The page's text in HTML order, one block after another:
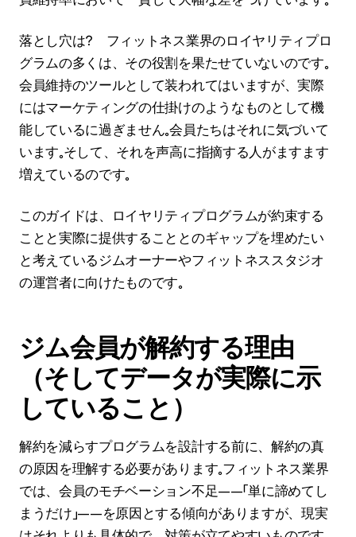
落とし穴は？ フィットネス業界のロイヤリティプロ
グラムの多くは、その役割を果たせていないのです。
会員維持のツールとして装われてはいますが、実際
にはマーケティングの仕掛けのようなものとして機
能しているに過ぎません。会員たちはそれに気づいて
います。そして、それを声高に指摘する人がますます
増えているのです。
このガイドは、ロイヤリティプログラムが約束する
ことと実際に提供することとのギャップを埋めたい
と考えているジムオーナーやフィットネススタジオ
の運営者に向けたものです。
ジム会員が解約する理由
（そしてデータが実際に示
していること）
解約を減らすプログラムを設計する前に、解約の真
の原因を理解する必要があります。フィットネス業界
では、会員のモチベーション不足——「単に諦めてし
まうだけ」——を原因とする傾向がありますが、現実